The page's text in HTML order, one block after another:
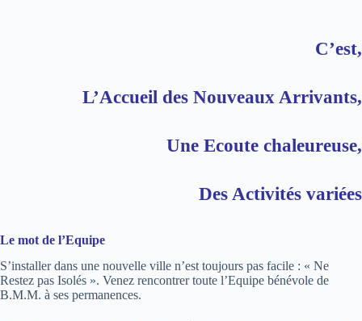
C’est,
L’Accueil des Nouveaux Arrivants,
Une Ecoute chaleureuse,
Des Activités variées
Le mot de l’Equipe
S’installer dans une nouvelle ville n’est toujours pas facile : « Ne
Restez pas Isolés ». Venez rencontrer toute l’Equipe bénévole de
B.M.M. à ses permanences.